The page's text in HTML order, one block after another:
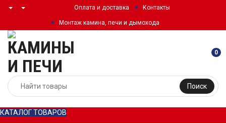
Оплата и доставка Контакты
Монтаж камина, печи и дымохода
Поиск
0
КАТАЛОГ ТОВАРОВ